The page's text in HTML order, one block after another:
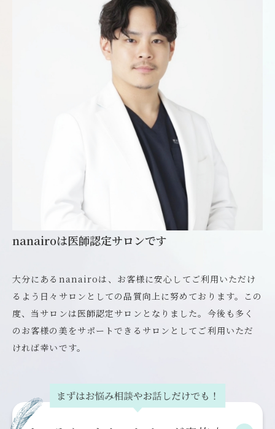
nanairoは医師認定サロンです
大分にあるnanairoは、お客様に安心してご利用いただけ
るよう日々サロンとしての品質向上に努めております。この
度、当サロンは医師認定サロンとなりました。今後も多く
のお客様の美をサポートできるサロンとしてご利用いただ
ければ幸いです。